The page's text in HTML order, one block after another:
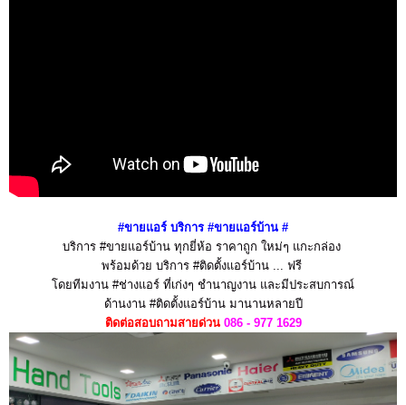
#ขายแอร์ บริการ #ขายแอร์บ้าน #
บริการ #ขายแอร์บ้าน ทุกยี่ห้อ ราคาถูก ใหม่ๆ แกะกล่อง
พร้อมด้วย บริการ #ติดตั้งแอร์บ้าน ... ฟรี
โดยทีมงาน #ช่างแอร์ ที่เก่งๆ ชำนาญงาน และมีประสบการณ์
ด้านงาน #ติดตั้งแอร์บ้าน มานานหลายปี
ติดต่อสอบถามสายด่วน 086 - 977 1629